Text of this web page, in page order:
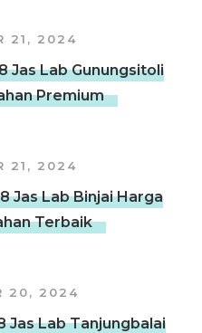
21, 2024
Jas Lab Gunungsitoli
Premium
21, 2024
Jas Lab Binjai Harga
Terbaik
20, 2024
Jas Lab Tanjungbalai